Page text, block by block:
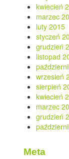
kwiecień
marzec
luty 2015
styczeń
grudzień
listopad
wrzesień
sierpień
kwiecień
marzec
grudzień
Meta